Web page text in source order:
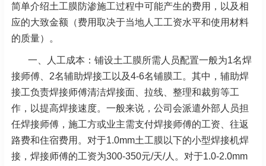
简单介绍土工膜防渗施工过程中可能产生的费用，以及相
应的大致金额（费用取决于当地人工工资水平和使用材料
的质量）。
一、人工成本：铺设土工膜所需人员配置一般为1名焊
接师傅、2名辅助焊接工以及4-6名铺膜工。其中，辅助焊
接工负责焊接师傅清洁焊接面、拉线、整理和裁剪等工
作，以提高焊接速度。一般来说，公司会派遣外部人员担
任焊接师傅，施工方或业主需支付焊接师傅的工资、往返
路费和住宿费用。对于1.0mm土工膜以下的小型焊接机焊
接，焊接师傅的工资为300-350元/天/人。对于1.0-2.0mm